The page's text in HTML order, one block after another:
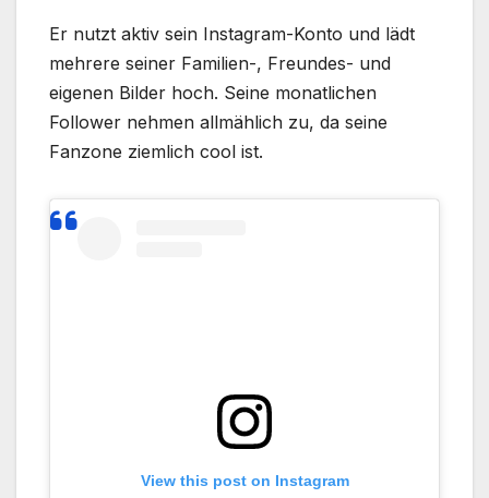
Er nutzt aktiv sein Instagram-Konto und lädt
mehrere seiner Familien-, Freundes- und
eigenen Bilder hoch. Seine monatlichen
Follower nehmen allmählich zu, da seine
Fanzone ziemlich cool ist.
View this post on Instagram